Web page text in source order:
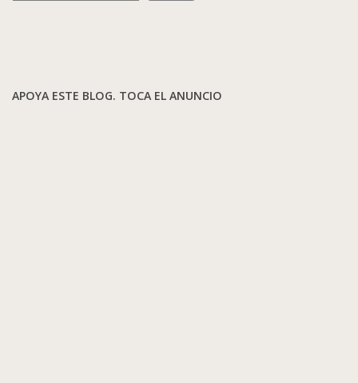
APOYA ESTE BLOG. TOCA EL ANUNCIO